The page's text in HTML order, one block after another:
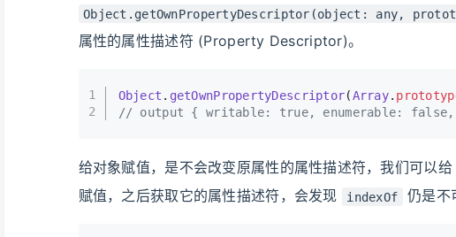
Object.getOwnPropertyDescriptor(object: any,
属性的属性描述符 (Property Descriptor)。
1
2
Object . getOwnPropertyDescriptor(Array.
// output { writable: true, enumerable:
给对象赋值，是不会改变原属性的属性描述符，我们可以给
赋值，之后获取它的属性描述符，会发现
indexOf 仍是不